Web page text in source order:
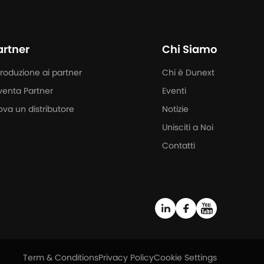
ai partner
Partner
un distributore
Chi Siamo
Chi è Dunext
Eventi
Notizie
Unisciti a Noi
Contatti
Term & ConditionsPrivacy PolicyCookie Settings